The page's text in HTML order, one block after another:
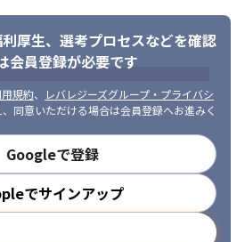
メインに使用することが多いです
ア300名規模への組織拡大と体制整備
めています。
の要望も多様化しているため、上流工
ていただける人材を募集しています。
ークを大事にできる方
極的に行動できる方
向上に対して積極的に取り組める方
し、新しいことに取り組む意欲のある
て、サービスの成長に貢献することの
したいという意思のある方
厚生、 選考プロセスなどを確認
会員登録が必要です
規約、
レバレジーズグループ・プライバシ
同意いただける場合は会員登録へお進みく
Googleで登録
でサインアップ